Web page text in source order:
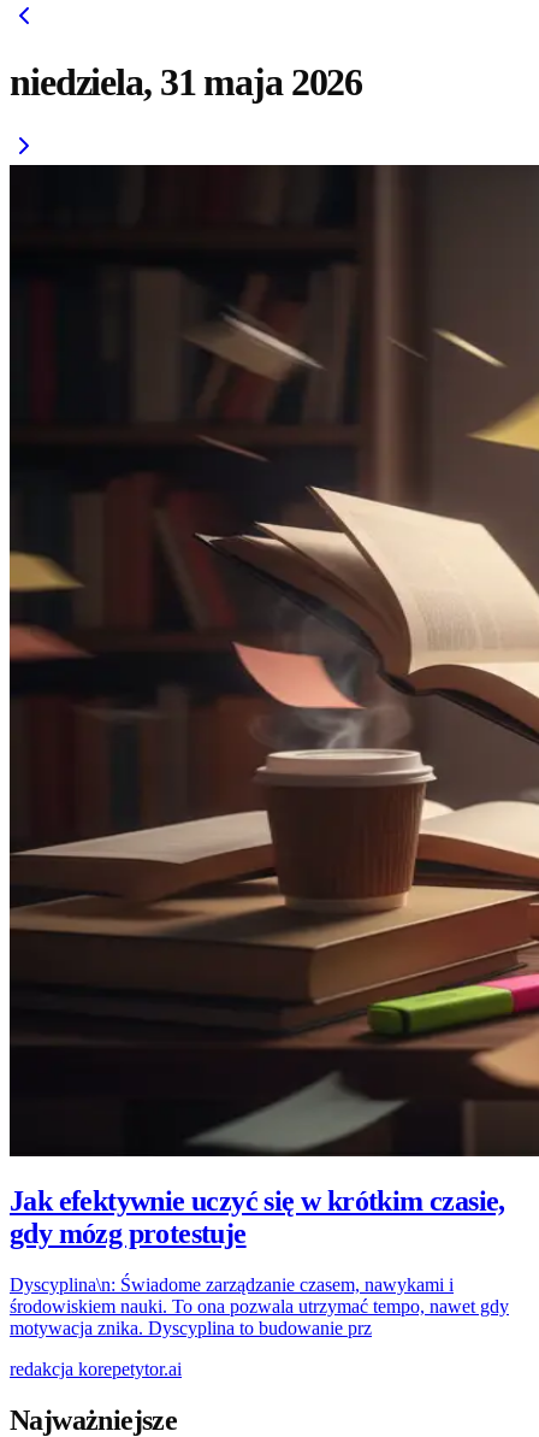
niedziela, 31 maja 2026
Jak efektywnie uczyć się w krótkim czasie,
gdy mózg protestuje
Dyscyplina\n: Świadome zarządzanie czasem, nawykami i
środowiskiem nauki. To ona pozwala utrzymać tempo, nawet gdy
motywacja znika. Dyscyplina to budowanie prz
redakcja korepetytor.ai
Najważniejsze